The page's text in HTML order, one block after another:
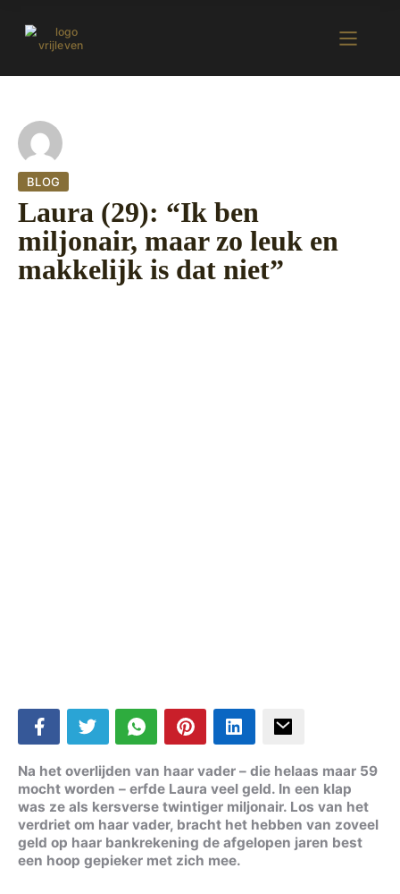
BLOG
Laura (29): “Ik ben
miljonair, maar zo leuk en
makkelijk is dat niet”
Na het overlijden van haar vader – die helaas maar 59
mocht worden – erfde Laura veel geld. In een klap
was ze als kersverse twintiger miljonair. Los van het
verdriet om haar vader, bracht het hebben van zoveel
geld op haar bankrekening de afgelopen jaren best
een hoop gepieker met zich mee.